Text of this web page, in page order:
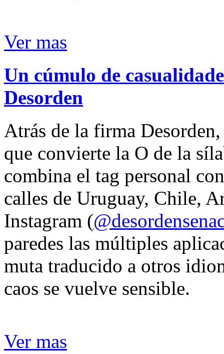
Ver mas
Un cúmulo de
Desorden
Atrás de la firma
que convierte la O de la
combina el tag personal
calles de Uruguay, Chile,
Instagram (
paredes las múltiples
muta traducido a otros
caos se vuelve sensible.
Ver mas